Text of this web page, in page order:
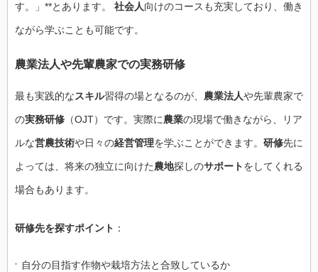
す。」**とあります。 社会人向けのコースも充実しており、働き
ながら学ぶことも可能です。
農業法人や先輩農家での実務研修
最も実践的なスキル習得の場となるのが、 農業法人や先輩農家で
の実務研修 （OJT）です。実際に農業の現場で働きながら、リア
ルな営農技術や日々の経営管理を学ぶことができます。 研修先に
よっては、将来の独立に向けた農地探しのサポートをしてくれる
場合もあります。
研修先を探すポイント ：
自分の目指す作物や栽培方法と合致しているか